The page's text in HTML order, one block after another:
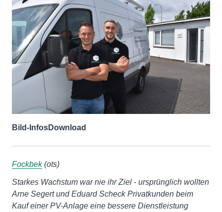
Bild-InfosDownload
Fockbek(ots)
Starkes Wachstum war nie ihr Ziel - ursprünglich wollten
Arne Segert und Eduard Scheck Privatkunden beim
Kauf einer PV-Anlage eine bessere Dienstleistung